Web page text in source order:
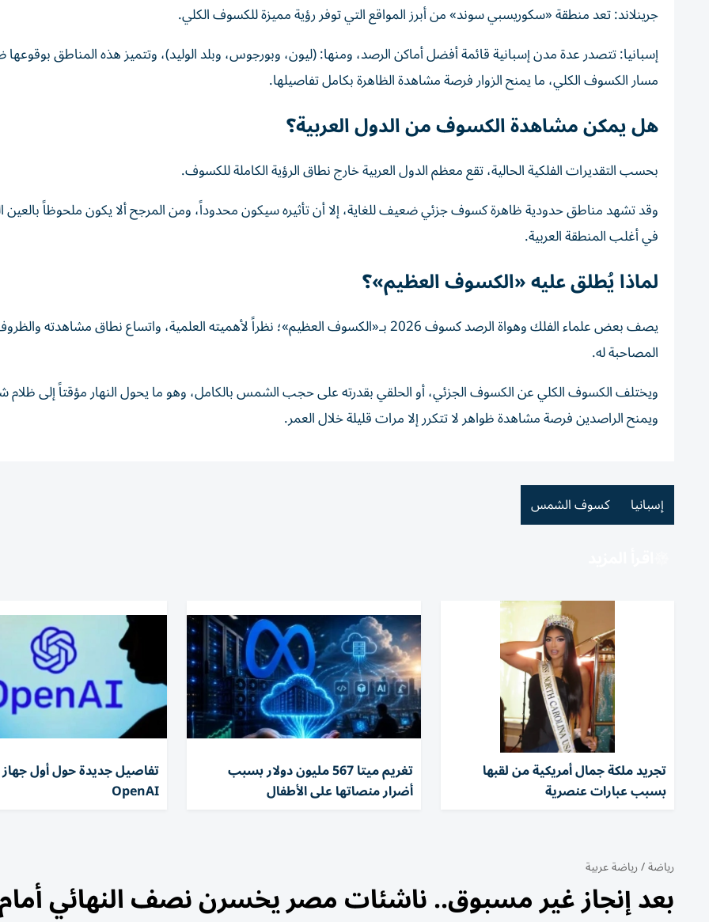
جرينلاند: تعد منطقة «سكوريسبي سوند» من أبرز المواقع التي توفر رؤية مميزة للكسوف الكلي.
إسبانيا: تتصدر عدة مدن إسبانية قائمة أفضل أماكن الرصد، ومنها: (ليون، وبورجوس، وبلد الوليد)، وتتميز هذه المناطق
مسار الكسوف الكلي، ما يمنح الزوار فرصة مشاهدة الظاهرة بكامل تفاصيلها.
هل يمكن مشاهدة الكسوف من الدول العربية؟
بحسب التقديرات الفلكية الحالية، تقع معظم الدول العربية خارج نطاق الرؤية الكاملة للكسوف.
وقد تشهد مناطق حدودية ظاهرة كسوف جزئي ضعيف للغاية، إلا أن تأثيره سيكون محدوداً، ومن المرجح ألا يكون ملحوظاً بالعين
في أغلب المنطقة العربية.
لماذا يُطلق عليه «الكسوف العظيم»؟
يصف بعض علماء الفلك وهواة الرصد كسوف 2026 بـ«الكسوف العظيم»؛ نظراً لأهميته العلمية، واتساع نطاق مشاهدته
المصاحبة له.
ويختلف الكسوف الكلي عن الكسوف الجزئي، أو الحلقي بقدرته على حجب الشمس بالكامل، وهو ما يحول النهار مؤقتاً إلى ظلام
ويمنح الراصدين فرصة مشاهدة ظواهر لا تتكرر إلا مرات قليلة خلال العمر.
إسبانيا كسوف الشمس
تجريد ملكة جمال أمريكية من لقبها
بسبب عبارات عنصرية
تغريم ميتا 567 مليون دولار بسبب
أضرار منصاتها على الأطفال
تفاصيل جديدة حول أول
OpenAI
رياضة/رياضة عربية
بعد إنجاز غير مسبوق.. ناشئات مصر يخسرن نصف النهائي